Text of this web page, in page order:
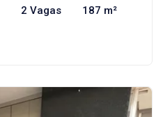
2 Vagas 187 m²